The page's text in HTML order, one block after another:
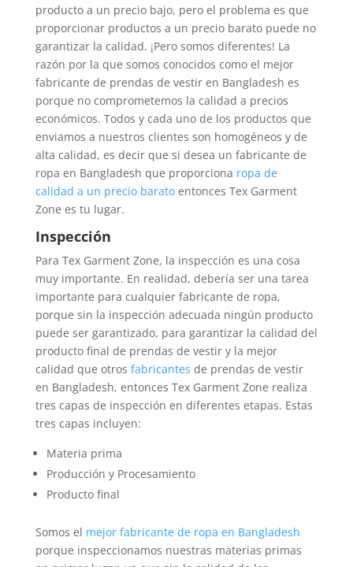
producto a un precio bajo, pero el problema es que
proporcionar productos a un precio barato puede no
garantizar la calidad. ¡Pero somos diferentes! La
razón por la que somos conocidos como el mejor
fabricante de prendas de vestir en Bangladesh es
porque no comprometemos la calidad a precios
económicos. Todos y cada uno de los productos que
enviamos a nuestros clientes son homogéneos y de
alta calidad, es decir que si desea un fabricante de
ropa en Bangladesh que proporciona ropa de
calidad a un precio baratoentonces Tex Garment
Zone es tu lugar.
Inspección
Para Tex Garment Zone, la inspección es una cosa
muy importante. En realidad, debería ser una tarea
importante para cualquier fabricante de ropa,
porque sin la inspección adecuada ningún producto
puede ser garantizado, para garantizar la calidad del
producto final de prendas de vestir y la mejor
calidad que otros fabricantes de prendas de vestir
en Bangladesh, entonces Tex Garment Zone realiza
tres capas de inspección en diferentes etapas. Estas
tres capas incluyen:
Materia prima
Producción y Procesamiento
Producto final
Somos el mejor fabricante de ropa en Bangladesh
porque inspeccionamos nuestras materias primas